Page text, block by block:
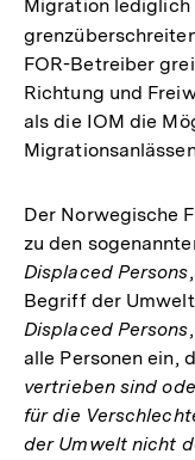
Migration lediglich
FOR-Betreiber
Richtung und
als die IOM die
Der Norwegische
zu den
Displaced Persons
Begriff der
Displaced Persons
alle Personen ein,
vertrieben sind
für die
der Umwelt nicht